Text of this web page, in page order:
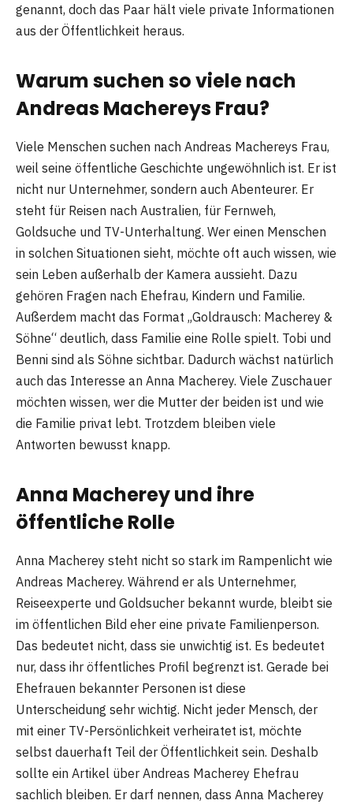
genannt, doch das Paar hält viele private Informationen
aus der Öffentlichkeit heraus.
Warum suchen so viele nach
Andreas Machereys Frau?
Viele Menschen suchen nach Andreas Machereys Frau,
weil seine öffentliche Geschichte ungewöhnlich ist. Er ist
nicht nur Unternehmer, sondern auch Abenteurer. Er
steht für Reisen nach Australien, für Fernweh,
Goldsuche und TV-Unterhaltung. Wer einen Menschen
in solchen Situationen sieht, möchte oft auch wissen, wie
sein Leben außerhalb der Kamera aussieht. Dazu
gehören Fragen nach Ehefrau, Kindern und Familie.
Außerdem macht das Format „Goldrausch: Macherey &
Söhne“ deutlich, dass Familie eine Rolle spielt. Tobi und
Benni sind als Söhne sichtbar. Dadurch wächst natürlich
auch das Interesse an Anna Macherey. Viele Zuschauer
möchten wissen, wer die Mutter der beiden ist und wie
die Familie privat lebt. Trotzdem bleiben viele
Antworten bewusst knapp.
Anna Macherey und ihre
öffentliche Rolle
Anna Macherey steht nicht so stark im Rampenlicht wie
Andreas Macherey. Während er als Unternehmer,
Reiseexperte und Goldsucher bekannt wurde, bleibt sie
im öffentlichen Bild eher eine private Familienperson.
Das bedeutet nicht, dass sie unwichtig ist. Es bedeutet
nur, dass ihr öffentliches Profil begrenzt ist. Gerade bei
Ehefrauen bekannter Personen ist diese
Unterscheidung sehr wichtig. Nicht jeder Mensch, der
mit einer TV-Persönlichkeit verheiratet ist, möchte
selbst dauerhaft Teil der Öffentlichkeit sein. Deshalb
sollte ein Artikel über Andreas Macherey Ehefrau
sachlich bleiben. Er darf nennen, dass Anna Macherey